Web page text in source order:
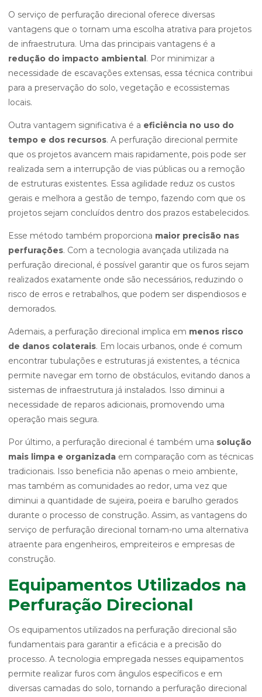
O serviço de perfuração direcional oferece diversas
vantagens que o tornam uma escolha atrativa para projetos
de infraestrutura. Uma das principais vantagens é a
redução do impacto ambiental. Por minimizar a
necessidade de escavações extensas, essa técnica contribui
para a preservação do solo, vegetação e ecossistemas
locais.
Outra vantagem significativa é a eficiência no uso do
tempo e dos recursos. A perfuração direcional permite
que os projetos avancem mais rapidamente, pois pode ser
realizada sem a interrupção de vias públicas ou a remoção
de estruturas existentes. Essa agilidade reduz os custos
gerais e melhora a gestão de tempo, fazendo com que os
projetos sejam concluídos dentro dos prazos estabelecidos.
Esse método também proporciona maior precisão nas
perfurações. Com a tecnologia avançada utilizada na
perfuração direcional, é possível garantir que os furos sejam
realizados exatamente onde são necessários, reduzindo o
risco de erros e retrabalhos, que podem ser dispendiosos e
demorados.
Ademais, a perfuração direcional implica em menos risco
de danos colaterais. Em locais urbanos, onde é comum
encontrar tubulações e estruturas já existentes, a técnica
permite navegar em torno de obstáculos, evitando danos a
sistemas de infraestrutura já instalados. Isso diminui a
necessidade de reparos adicionais, promovendo uma
operação mais segura.
Por último, a perfuração direcional é também uma solução
mais limpa e organizada em comparação com as técnicas
tradicionais. Isso beneficia não apenas o meio ambiente,
mas também as comunidades ao redor, uma vez que
diminui a quantidade de sujeira, poeira e barulho gerados
durante o processo de construção. Assim, as vantagens do
serviço de perfuração direcional tornam-no uma alternativa
atraente para engenheiros, empreiteiros e empresas de
construção.
Equipamentos Utilizados na
Perfuração Direcional
Os equipamentos utilizados na perfuração direcional são
fundamentais para garantir a eficácia e a precisão do
processo. A tecnologia empregada nesses equipamentos
permite realizar furos com ângulos específicos e em
diversas camadas do solo, tornando a perfuração direcional